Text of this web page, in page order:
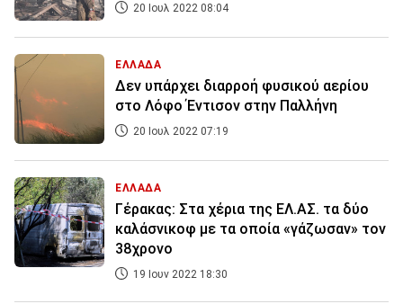
20 Ιουλ 2022 08:04
ΕΛΛΑΔΑ
Δεν υπάρχει διαρροή φυσικού αερίου
στο Λόφο Έντισον στην Παλλήνη
20 Ιουλ 2022 07:19
ΕΛΛΑΔΑ
Γέρακας: Στα χέρια της ΕΛ.ΑΣ. τα δύο
καλάσνικοφ με τα οποία «γάζωσαν» τον
38χρονο
19 Ιουν 2022 18:30